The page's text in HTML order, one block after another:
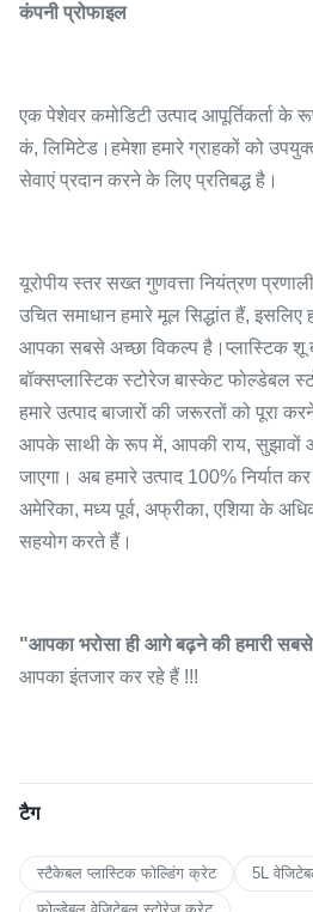
कंपनी प्रोफाइल
एक पेशेवर कमोडिटी उत्पाद आपूर्तिकर्ता के
कं, लिमिटेड।हमेशा हमारे ग्राहकों को
सेवाएं प्रदान करने के लिए प्रतिबद्ध है।
यूरोपीय स्तर सख्त गुणवत्ता नियंत्रण
उचित समाधान हमारे मूल सिद्धांत हैं,
आपका सबसे अच्छा विकल्प है।प्लास्टिक शू
बॉक्सप्लास्टिक स्टोरेज बास्केट फोल्डेबल
हमारे उत्पाद बाजारों की जरूरतों को पूरा
आपके साथी के रूप में, आपकी राय, सुझावों
जाएगा। अब हमारे उत्पाद 100% निर्यात
अमेरिका, मध्य पूर्व, अफ्रीका, एशिया के
सहयोग करते हैं।
"आपका भरोसा ही आगे बढ़ने की हमारी
आपका इंतजार कर रहे हैं !!!
टैग
स्टैकेबल प्लास्टिक फोल्डिंग क्रेट
5L